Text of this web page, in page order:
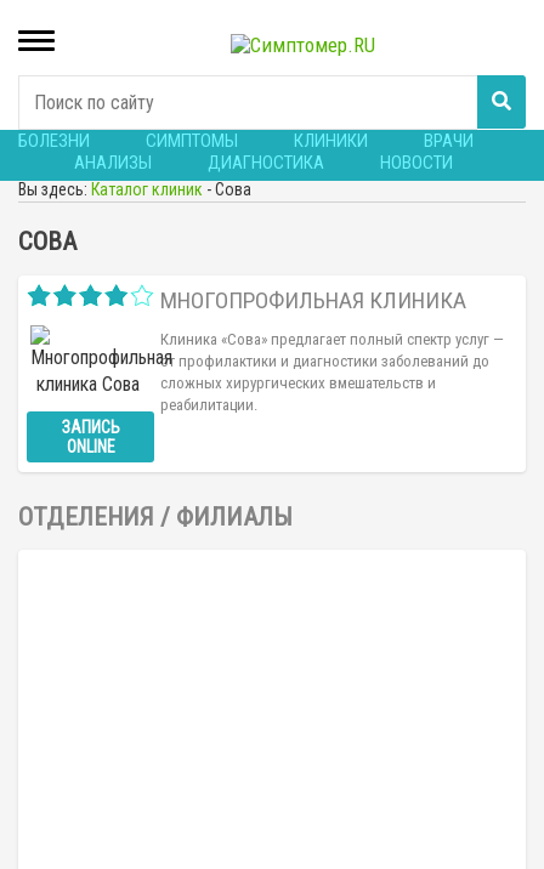
БОЛЕЗНИ СИМПТОМЫ КЛИНИКИ
ВРАЧИ
АНАЛИЗЫ
ДИАГНОСТИКА НОВОСТИ
Вы здесь: Каталог клиник -Сова
СОВА
ЗАПИСЬ
ONLINE
МНОГОПРОФИЛЬНАЯ КЛИНИКА
Клиника «Сова» предлагает полный спектр услуг —
от профилактики и диагностики заболеваний до
сложных хирургических вмешательств и
реабилитации.
ОТДЕЛЕНИЯ / ФИЛИАЛЫ